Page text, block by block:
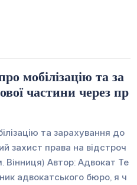
мобілізацію та за
частини через пр
та зарахування до
захист права на відстроч
Автор: Адвокат Те
адвокатського бюро, я ч